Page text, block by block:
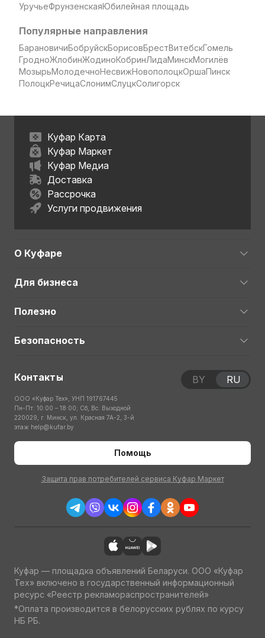
УручьеФрунзенскаяЮбилейная площадь
Популярные направления
БарановичиБобруйскБорисовБрестВитебскГомель
ГродноЖлобинЖодиноКобринЛидаМинскМогилёв
МозырьМолодечноНесвижНовополоцкОршаПинск
ПолоцкРечицаСлонимСлуцкСолигорск
Куфар Карта
Куфар Маркет
Куфар Медиа
Доставка
Рассрочка
Услуги продвижения
О Куфаре
Для бизнеса
Полезно
Безопасность
Контакты
ООО «Куфар Тех», УНП 191767445
Пн-Пт: 10:00 – 18:00; Сб, Вс: Выходной
220029, г. Минск, ул. Красная 7А-2, 3-й
этаж help@kufar.by
Помощь
Защита прав потребителей сервиса Куфар Маркет
BY RU
Куфар — площадка объявлений Беларуси. ООО «Куфар
Тех» включено в государственный информационный
ресурс «Реестр рекламораспространителей»
*Оплата производится в белорусских рублях по курсу
НБ РБ.